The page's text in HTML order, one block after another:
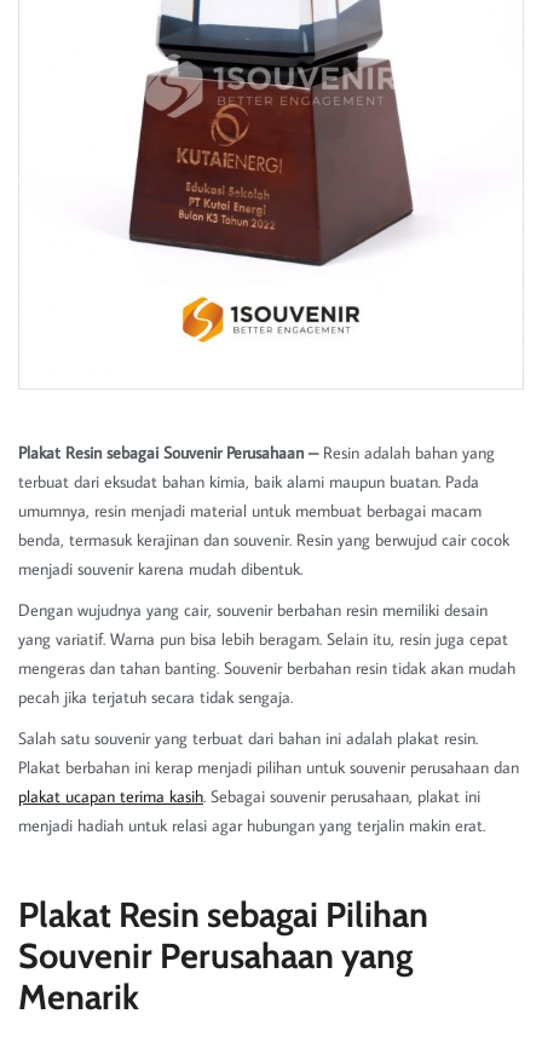
Plakat Resin sebagai Souvenir Perusahaan – Resin adalah bahan yang
terbuat dari eksudat bahan kimia, baik alami maupun buatan. Pada
umumnya, resin menjadi material untuk membuat berbagai macam
benda, termasuk kerajinan dan souvenir. Resin yang berwujud cair cocok
menjadi souvenir karena mudah dibentuk.
Dengan wujudnya yang cair, souvenir berbahan resin memiliki desain
yang variatif. Warna pun bisa lebih beragam. Selain itu, resin juga cepat
mengeras dan tahan banting. Souvenir berbahan resin tidak akan mudah
pecah jika terjatuh secara tidak sengaja.
Salah satu souvenir yang terbuat dari bahan ini adalah plakat resin.
Plakat berbahan ini kerap menjadi pilihan untuk souvenir perusahaan dan
plakat ucapan terima kasih. Sebagai souvenir perusahaan, plakat ini
menjadi hadiah untuk relasi agar hubungan yang terjalin makin erat.
Plakat Resin sebagai Pilihan
Souvenir Perusahaan yang
Menarik